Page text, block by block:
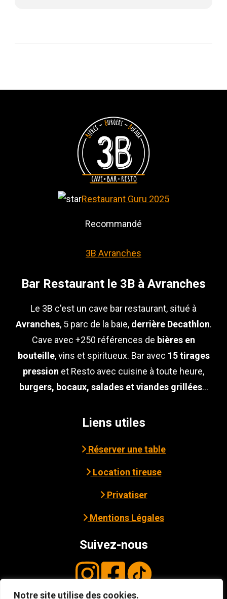
Notre site utilise des cookies.
Restaurant Guru 2025
Recommandé
3B Avranches
Bar Restaurant le 3B à Avranches
Le 3B c'est un cave bar restaurant, situé à
Avranches, 5 parc de la baie, derrière Decathlon.
Cave avec +250 références de bières en
bouteille, vins et spiritueux. Bar avec 15 tirages
pression et Resto avec cuisine à toute heure,
burgers, bocaux, salades et viandes grillées...
Liens utiles
Réserver une table
Location tireuse
Privatiser
Mentions Légales
Suivez-nous
© Copyright 20263B - Cave Bar Resto à